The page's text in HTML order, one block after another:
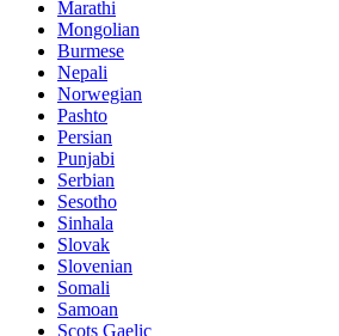
Marathi
Mongolian
Burmese
Nepali
Norwegian
Pashto
Persian
Punjabi
Serbian
Sesotho
Sinhala
Slovak
Slovenian
Somali
Samoan
Scots Gaelic